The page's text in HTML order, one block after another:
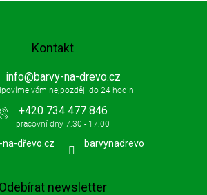
Kontakt
info@barvy-na-drevo.cz
+420 734 477 846
na-dřevo.cz barvynadrevo
Odebírat newsletter